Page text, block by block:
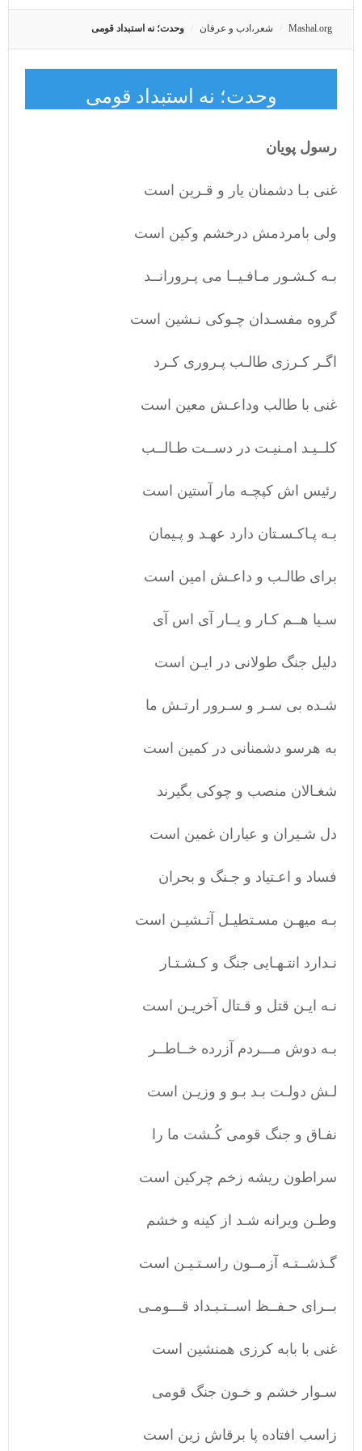
Mashal.org شعر،ادب و عرفان وحدت؛ نه استبداد قومی
وحدت؛ نه استبداد قومی
رسول پویان
غنی بـا دشمنان یار و قـرین است
ولی بامردمش درخشم وکین است
بـه کـشـور مـافـیــا می پـرورانــد
گروه مفسـدان چـوکی نـشین است
اگـر کـرزی طالـب پـروری کـرد
غنی با طالب وداعـش معین است
کلــیـد امـنیـت در دســت طـالــب
رئیس اش کپچـه مار آستین است
بـه پـاکـسـتان دارد عهـد و پـیمان
برای طالـب و داعـش امین است
سـیا هــم کـار و یــار آی اس آی
دلیل جنگ طولانی در ایـن است
شـده بی سـر و سـرور ارتـش ما
به هرسو دشمنانی در کمین است
شغـالان منصب و چوکی بگیرند
دل شـیران و عیاران غمین است
فساد و اعـتیاد و جـنگ و بحران
بـه میهـن مسـتطیـل آتـشیـن است
نـدارد انتـهـایی جنگ و کـشـتـار
نـه ایـن قتل و قـتال آخریـن است
بـه دوش مـــردم آزرده خــاطــر
لـش دولـت بـد بـو و وزیـن است
نفـاق و جنگ قومی کُـشت ما را
سراطون ریشه زخم چرکین است
وطـن ویرانه شـد از کینه و خشم
گـذشــتـه آزمــون راسـتـیـن است
بــرای حـفــظ اســتـبـداد قـــومـی
غنی با بابه کرزی همنشین است
سـوار خشم و خـون جنگ قومی
زاسب افتاده پا برقاش زین است